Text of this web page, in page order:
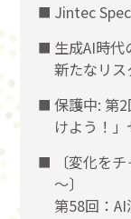
Jintec
生成AI時代
新たなリス
保護中: 第
けよう！
〔変化を
〜〕
第58回：AI